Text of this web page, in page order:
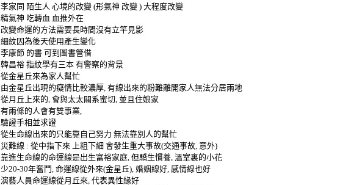
李家同 陌生人 心境的改變 (形氣神 改變 ) 大程度改變
精氣神 吃轉血 血推外在
改變命運的方法需要長時間沒有立竿見影
細紋因為後天使用產生變化
李康節 的書 可到圖書管借
韓昌裕 指紋學有三本 有警察的背景
從金星丘來為家人幫忙
由金星丘出現的癡情比較濃厚, 有線出來的粉難離開家人無法分居兩地
從月丘上來的, 會與太太關系蜜切, 並且住娘家
有兩條的人會有雙事業,
驗證手相並求證
從生命線出來的只能靠自己努力 無法靠別人的幫忙
災難線 : 從中指下來 上粗下細 會發生重大事故(交通事故, 意外)
靠進生命線的命運線是出生富裕家庭, 但驕生慣養, 溫室裏的小花
少20-30年奮鬥, 命運線從外來(金星丘), 婚姻線好, 感情線也好
演藝人員命運線從月丘來, 代表異性緣好